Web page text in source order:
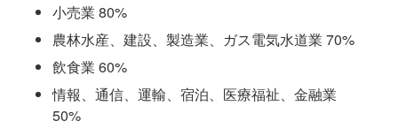
小売業 80%
農林水産、建設、製造業、ガス電気水道業 70%
飲食業 60%
情報、通信、運輸、宿泊、医療福祉、金融業
50%